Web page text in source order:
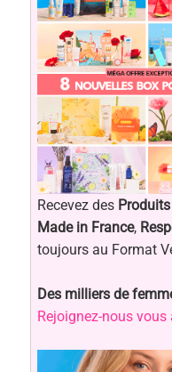
Recevez des
Made in France,
toujours au Format
Des milliers de
Rejoignez-nous vous